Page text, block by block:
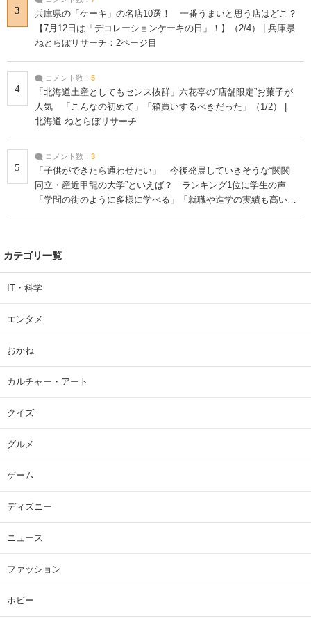
3
兵庫県の「ケーキ」の名店10選！ 一番うまいと思う店はどこ？
【7月12日は「デコレーションケーキの日」！】（2/4） | 兵庫県
ねとらぼリサーチ：2ページ目
4
コメント数： 5
「北海道土産としてもセンス抜群」六花亭の“店舗限定”お菓子が
人気 「こんなの初めて」「箱買いするべきだった」（1/2） |
北海道 ねとらぼリサーチ
5
コメント数： 3
「子供ができたら通わせたい」 今後発展していきそうな“関関
同立・産近甲龍の大学”といえば？ ランキング1位に学生の声
「学問の街のように多様に学べる」「就職や進学の実績も高い」
| 大学 ねとらぼリサーチ
カテゴリ一覧
IT・科学
エンタメ
おかね
カルチャー・アート
クイズ
グルメ
ゲーム
ディズニー
ニュース
ファッション
ホビー